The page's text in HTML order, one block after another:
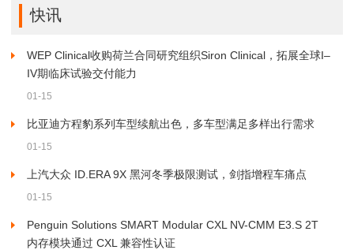
快讯
WEP Clinical收购荷兰合同研究组织Siron Clinical，拓展全球I–
IV期临床试验交付能力
01-15
比亚迪方程豹系列车型续航出色，多车型满足多样出行需求
01-15
上汽大众 ID.ERA 9X 黑河冬季极限测试，剑指增程车痛点
01-15
Penguin Solutions SMART Modular CXL NV-CMM E3.S 2T
内存模块通过 CXL 兼容性认证